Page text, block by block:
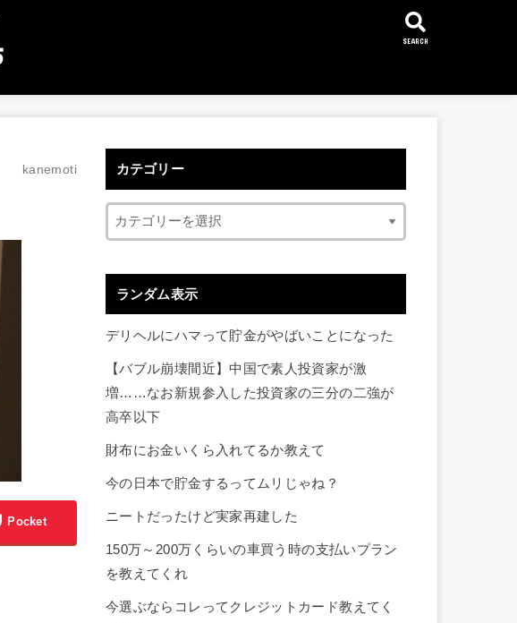
SEARCH
kanemoti
Pocket
カテゴリー
ランダム表示
デリヘルにハマって貯金がやばいことになった
【バブル崩壊間近】中国で素人投資家が激
増……なお新規参入した投資家の三分の二強が
高卒以下
財布にお金いくら入れてるか教えて
今の日本で貯金するってムリじゃね？
ニートだったけど実家再建した
150万～200万くらいの車買う時の支払いプラン
を教えてくれ
今選ぶならコレってクレジットカード教えてく